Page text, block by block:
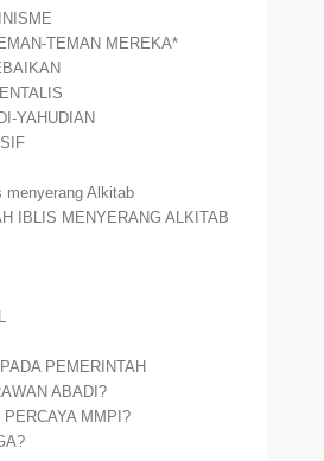
TEMAN MEREKA*
YAHUDIAN
menyerang Alkitab
IBLIS MENYERANG ALKITAB
PEMERINTAH
ABADI?
MMPI?